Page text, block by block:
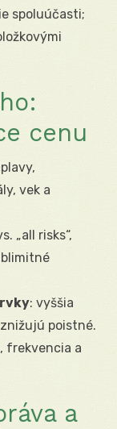
spoluúčasti;
cenu
vek a
„all risks“,
: vyššia
poistné.
frekvencia a
a